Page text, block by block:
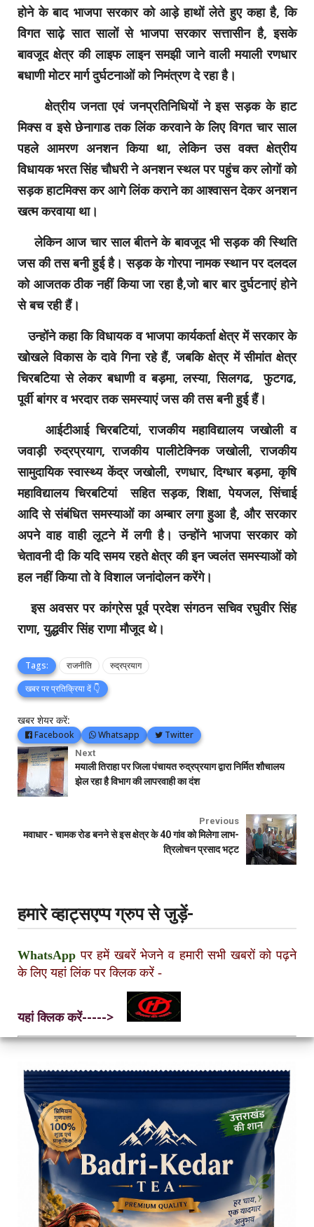
होने के बाद भाजपा सरकार को आड़े हाथों लेते हुए कहा है, कि
विगत साढ़े सात सालों से भाजपा सरकार सत्तासीन है, इसके
बावजूद क्षेत्र की लाइफ लाइन समझी जाने वाली मयाली रणधार
बधाणी मोटर मार्ग दुर्घटनाओं को निमंत्रण दे रहा है।
क्षेत्रीय जनता एवं जनप्रतिनिधियों ने इस सड़क के हाट
मिक्स व इसे छेनागाड तक लिंक करवाने के लिए विगत चार साल
पहले आमरण अनशन किया था, लेकिन उस वक्त क्षेत्रीय
विधायक भरत सिंह चौधरी ने अनशन स्थल पर पहुंच कर लोगों को
सड़क हाटमिक्स कर आगे लिंक कराने का आश्वासन देकर अनशन
खत्म करवाया था।
लेकिन आज चार साल बीतने के बावजूद भी सड़क की स्थिति
जस की तस बनी हुई है। सड़क के गोरपा नामक स्थान पर दलदल
को आजतक ठीक नहीं किया जा रहा है,जो बार बार दुर्घटनाएं होने
से बच रही हैं।
उन्होंने कहा कि विधायक व भाजपा कार्यकर्ता क्षेत्र में सरकार के
खोखले विकास के दावे गिना रहे हैं, जबकि क्षेत्र में सीमांत क्षेत्र
चिरबटिया से लेकर बधाणी व बड़मा, लस्या, सिलगढ, फुटगढ,
पूर्वी बांगर व भरदार तक समस्याएं जस की तस बनी हुई हैं।
आईटीआई चिरबटियां, राजकीय महाविद्यालय जखोली व
जवाड़ी रुद्रप्रयाग, राजकीय पालीटेक्निक जखोली, राजकीय
सामुदायिक स्वास्थ्य केंद्र जखोली, रणधार, दिग्धार बड़मा, कृषि
महाविद्यालय चिरबटियां सहित सड़क, शिक्षा, पेयजल, सिंचाई
आदि से संबंधित समस्याओं का अम्बार लगा हुआ है, और सरकार
अपने वाह वाही लूटने में लगी है। उन्होंने भाजपा सरकार को
चेतावनी दी कि यदि समय रहते क्षेत्र की इन ज्वलंत समस्याओं को
हल नहीं किया तो वे विशाल जनांदोलन करेंगे।
इस अवसर पर कांग्रेस पूर्व प्रदेश संगठन सचिव रघुवीर सिंह
राणा, युद्धवीर सिंह राणा मौजूद थे।
Tags: राजनीति
रुद्रप्रयाग
खबर पर प्रतिक्रिया दें 👇
खबर शेयर करें:
Facebook Whatsapp Twitter
Next
मयाली तिराहा पर जिला पंचायत रुद्रप्रयाग द्वारा निर्मित शौचालय
झेल रहा है विभाग की लापरवाही का दंश
Previous
मवाधार - चामक रोड बनने से इस क्षेत्र के 40 गांव को मिलेगा लाभ-
त्रिलोचन प्रसाद भट्ट
हमारे व्हाट्सएप्प ग्रुप से जुड़ें-
WhatsApp पर हमें खबरें भेजने व हमारी सभी खबरों को पढ़ने
के लिए यहां लिंक पर क्लिक करें -
यहां क्लिक करें----->